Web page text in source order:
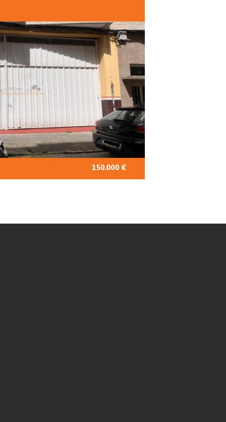
150.000 €